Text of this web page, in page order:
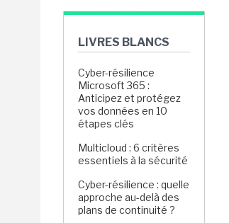
LIVRES BLANCS
Cyber-résilience
Microsoft 365 :
Anticipez et protégez
vos données en 10
étapes clés
Multicloud : 6 critères
essentiels à la sécurité
Cyber-résilience : quelle
approche au-delà des
plans de continuité ?